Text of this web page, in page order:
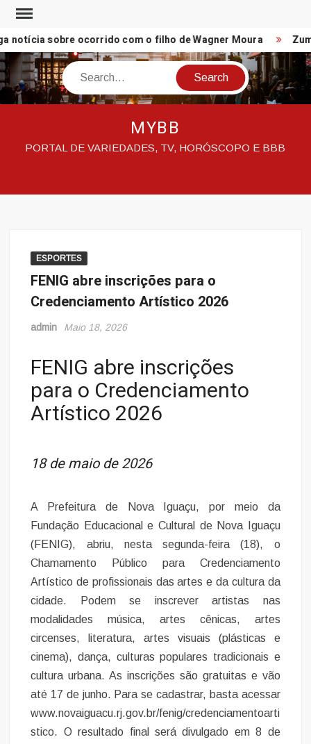
Skip
content
notícia sobre ocorrido com o filho de Wagner Moura
Search
MYBB
PORTAL DE VARIEDADES, TV, HORÓSCOPO E BBB
ESPORTES
FENIG abre inscrições para o
Credenciamento Artístico 2026
admin Maio 18, 2026
FENIG abre inscrições
para o Credenciamento
Artístico 2026
18 de maio de 2026
A Prefeitura de Nova Iguaçu, por meio da
Fundação Educacional e Cultural de Nova Iguaçu
(FENIG), abriu, nesta segunda-feira (18), o
Chamamento Público para Credenciamento
Artístico de profissionais das artes e da cultura da
cidade. Podem se inscrever artistas nas
modalidades música, artes cênicas, artes
circenses, literatura, artes visuais (plásticas e
cinema), dança, culturas populares tradicionais e
cultura urbana. As inscrições são gratuitas e vão
até 17 de junho. Para se cadastrar, basta acessar
www.novaiguacu.rj.gov.br/fenig/credenciamentoarti
stico. O resultado final será divulgado em 8 de